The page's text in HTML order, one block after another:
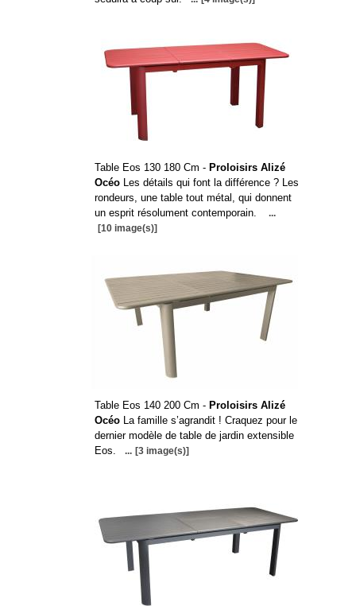
Table Eos 130 180 Cm - Proloisirs Alizé
OcéoLes détails qui font la différence ? Les
rondeurs, une table tout métal, qui donnent
un esprit résolument contemporain.
...
[10 image(s)]
Table Eos 140 200 Cm - Proloisirs Alizé
OcéoLa famille s’agrandit ! Craquez pour le
dernier modèle de table de jardin extensible
Eos.
... [3 image(s)]